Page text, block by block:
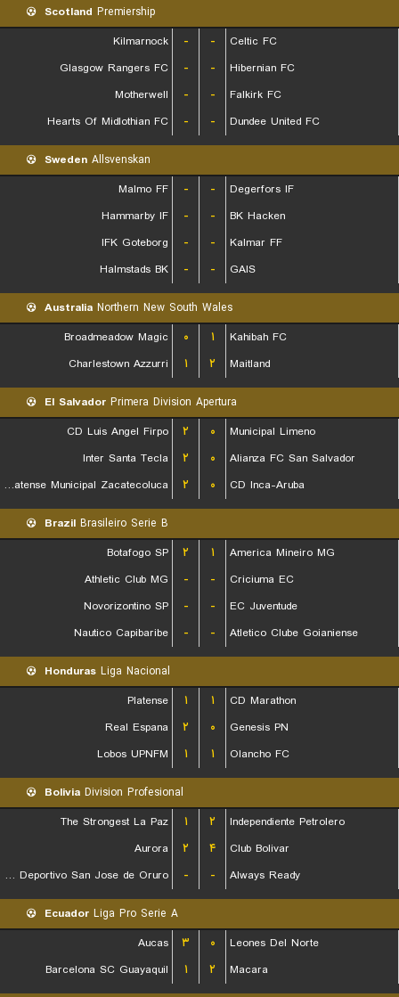
Scotland Premiership
Kilmarnock
- -
Celtic FC
Glasgow Rangers FC
- -
Hibernian FC
Motherwell
- -
Falkirk FC
Hearts Of Midlothian FC
- - Dundee United FC
Sweden Allsvenskan
Malmo FF
- -
Degerfors IF
Hammarby IF
- -
BK Hacken
IFK Goteborg
- -
Kalmar FF
Halmstads BK
- - GAIS
Australia Northern New South Wales
Broadmeadow Magic
۰ ۱
Kahibah FC
Charlestown Azzurri
۱ ۲ Maitland
El Salvador Primera Division Apertura
CD Luis Angel Firpo
۲ ۰
Municipal Limeno
Inter Santa Tecla
۲ ۰
Alianza FC San Salvador
CD Platense Municipal Zacatecoluca
۲ ۰ CD Inca-Aruba
Brazil Brasileiro Serie B
Botafogo SP
۲ ۱
America Mineiro MG
Athletic Club MG
- -
Criciuma EC
Novorizontino SP
- -
EC Juventude
Nautico Capibaribe
- - Atletico Clube Goianiense
Honduras Liga Nacional
Platense
۱ ۱
CD Marathon
Real Espana
۲ ۰
Genesis PN
Lobos UPNFM
۱ ۱ Olancho FC
Bolivia Division Profesional
The Strongest La Paz
۱ ۲
Independiente Petrolero
Aurora
۲ ۴
Club Bolivar
GV Club Deportivo San Jose de Oruro
- - Always Ready
Ecuador Liga Pro Serie A
Aucas
۳ ۰
Leones Del Norte
Barcelona SC Guayaquil
۱ ۲ Macara